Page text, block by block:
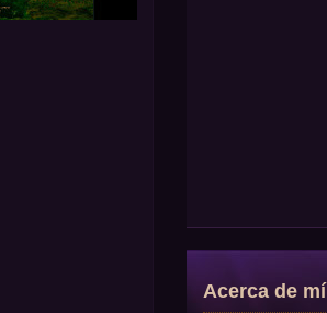
Acerca de mí